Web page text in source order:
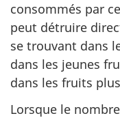
consommés par
peut détruire
se trouvant dans
dans les jeunes
dans les fruits
Lorsque le